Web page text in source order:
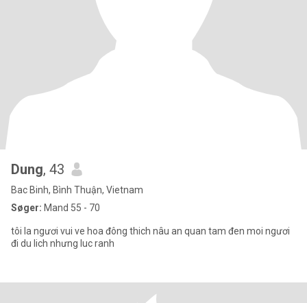
Dung, 43
Bac Binh, Bình Thuận, Vietnam
Søger: Mand 55 - 70
tôi la ngươi vui ve hoa đông thich nâu an quan tam đen moi ngươi
đi du lich nhưng luc ranh